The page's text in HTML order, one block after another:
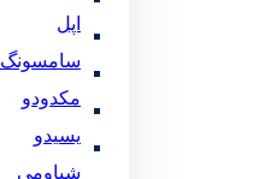
اپل
سامسونگ
مکدودو
یسیدو
شیاومی